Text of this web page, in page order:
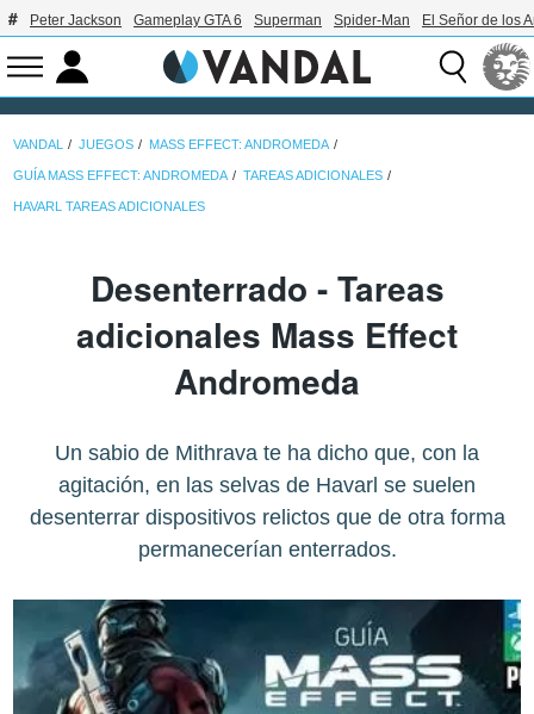
Peter Jackson Gameplay GTA 6 Superman Spider-Man El Señor de los
VANDAL JUEGOS MASS EFFECT: ANDROMEDA
GUÍA MASS EFFECT: ANDROMEDA TAREAS ADICIONALES
HAVARL TAREAS ADICIONALES
Desenterrado - Tareas
adicionales Mass Effect
Andromeda
Un sabio de Mithrava te ha dicho que, con la
agitación, en las selvas de Havarl se suelen
desenterrar dispositivos relictos que de otra forma
permanecerían enterrados.